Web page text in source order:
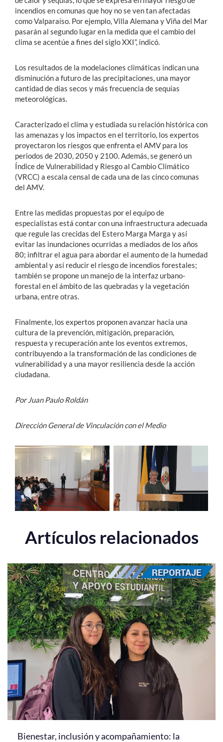
incendios en comunas que hoy no se ven tan afectadas
como Valparaíso. Por ejemplo, Villa Alemana y Viña del Mar
pasarán al segundo lugar en la medida que el cambio del
clima se acentúe a fines del siglo XXI”, indicó.
Los resultados de la modelaciones climáticas indican una
disminución a futuro de las precipitaciones, una mayor
cantidad de días secos y más frecuencia de sequías
meteorológicas.
Caracterizado el clima y estudiada su relación histórica con
las amenazas y los impactos en el territorio, los expertos
proyectaron los riesgos que enfrenta el AMV para los
periodos de 2030, 2050 y 2100. Además, se generó un
Índice de Vulnerabilidad y Riesgo al Cambio Climático
(VRCC) a escala censal de cada una de las cinco comunas
del AMV.
Entre las medidas propuestas por el equipo de
especialistas está contar con una infraestructura adecuada
que regule las crecidas del Estero Marga Marga y así
evitar las inundaciones ocurridas a mediados de los años
80; infiltrar el agua para abordar el aumento de la humedad
ambiental y así reducir el riesgo de incendios forestales;
también se propone un manejo de la interfaz urbano-
forestal en el ámbito de las quebradas y la vegetación
urbana, entre otras.
Finalmente, los expertos proponen avanzar hacia una
cultura de la prevención, mitigación, preparación,
respuesta y recuperación ante los eventos extremos,
contribuyendo a la transformación de las condiciones de
vulnerabilidad y a una mayor resiliencia desde la acción
ciudadana.
Por Juan Paulo Roldán
Dirección General de Vinculación con el Medio
Artículos relacionados
Bienestar, inclusión y acompañamiento: la